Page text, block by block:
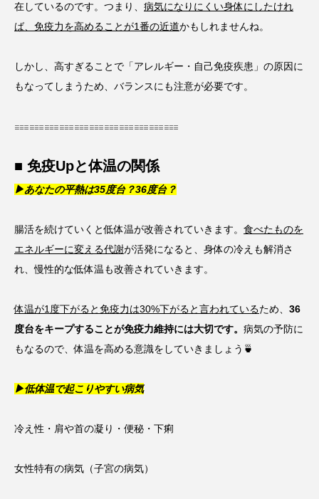
在しているのです。つまり、 病気になりにくい身体にしたけれ
ば、免疫力を高めることが1番の近道かもしれませんね。
しかし、高すぎることで「アレルギー・自己免疫疾患」の原因に
もなってしまうため、バランスにも注意が必要です。
𓐌𓐌𓐌𓐌𓐌𓐌𓐌𓐌𓐌𓐌𓐌
■ 免疫Upと体温の関係
▶あなたの平熱は35度台？36度台？
腸活を続けていくと低体温が改善されていきます。 食べたものを
エネルギーに変える代謝が活発になると、身体の冷えも解消さ
れ、慢性的な低体温も改善されていきます。
体温が1度下がると免疫力は30%下がると言われているため、 36
度台をキープすることが免疫力維持には大切です。 病気の予防に
もなるので、体温を高める意識をしていきましょう🍵
▶低体温で起こりやすい病気
冷え性・肩や首の凝り・便秘・下痢
女性特有の病気（子宮の病気）